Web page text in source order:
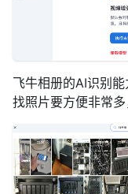
飞牛相册的AI识别
找照片要方便非常多